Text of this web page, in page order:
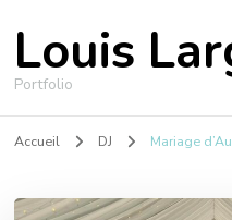
Louis
Portfolio
Accueil DJ Mariage